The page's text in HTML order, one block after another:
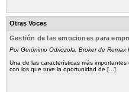
Otras Voces
Gestión de las emociones para
Por Gerónimo Odriozola, Broker de Remax
Una de las características más
con los que tuve la oportunidad de [...]